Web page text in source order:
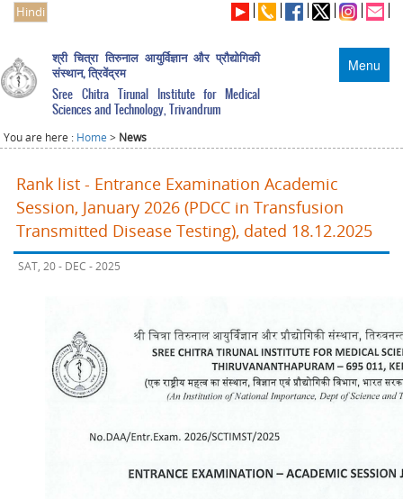
Hindi
Menu
श्री चित्रा तिरुनाल आयुर्विज्ञान और प्रौद्योगिकी
संस्थान, त्रिवेंद्रम
Sree Chitra Tirunal Institute for Medical
Sciences and Technology, Trivandrum
You are here : Home > News
Rank list - Entrance Examination Academic
Session, January 2026 (PDCC in Transfusion
Transmitted Disease Testing), dated 18.12.2025
SAT, 20 - DEC - 2025